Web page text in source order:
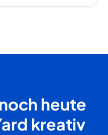
heute
kreativ